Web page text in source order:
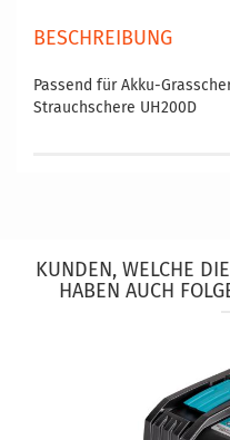
BESCHREIBUNG
Passend für Akku-
Strauchschere UH200D
KUNDEN, WELCHE
HABEN AUCH